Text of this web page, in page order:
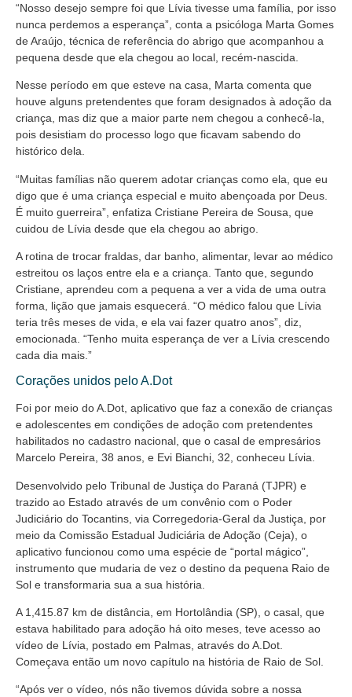
“Nosso desejo sempre foi que Lívia tivesse uma família, por isso
nunca perdemos a esperança”, conta a psicóloga Marta Gomes
de Araújo, técnica de referência do abrigo que acompanhou a
pequena desde que ela chegou ao local, recém-nascida.
Nesse período em que esteve na casa, Marta comenta que
houve alguns pretendentes que foram designados à adoção da
criança, mas diz que a maior parte nem chegou a conhecê-la,
pois desistiam do processo logo que ficavam sabendo do
histórico dela.
“Muitas famílias não querem adotar crianças como ela, que eu
digo que é uma criança especial e muito abençoada por Deus.
É muito guerreira”, enfatiza Cristiane Pereira de Sousa, que
cuidou de Lívia desde que ela chegou ao abrigo.
A rotina de trocar fraldas, dar banho, alimentar, levar ao médico
estreitou os laços entre ela e a criança. Tanto que, segundo
Cristiane, aprendeu com a pequena a ver a vida de uma outra
forma, lição que jamais esquecerá. “O médico falou que Lívia
teria três meses de vida, e ela vai fazer quatro anos”, diz,
emocionada. “Tenho muita esperança de ver a Lívia crescendo
cada dia mais.”
Corações unidos pelo A.Dot
Foi por meio do A.Dot, aplicativo que faz a conexão de crianças
e adolescentes em condições de adoção com pretendentes
habilitados no cadastro nacional, que o casal de empresários
Marcelo Pereira, 38 anos, e Evi Bianchi, 32, conheceu Lívia.
Desenvolvido pelo Tribunal de Justiça do Paraná (TJPR) e
trazido ao Estado através de um convênio com o Poder
Judiciário do Tocantins, via Corregedoria-Geral da Justiça, por
meio da Comissão Estadual Judiciária de Adoção (Ceja), o
aplicativo funcionou como uma espécie de “portal mágico”,
instrumento que mudaria de vez o destino da pequena Raio de
Sol e transformaria sua a sua história.
A 1,415.87 km de distância, em Hortolândia (SP), o casal, que
estava habilitado para adoção há oito meses, teve acesso ao
vídeo de Lívia, postado em Palmas, através do A.Dot.
Começava então um novo capítulo na história de Raio de Sol.
“Após ver o vídeo, nós não tivemos dúvida sobre a nossa